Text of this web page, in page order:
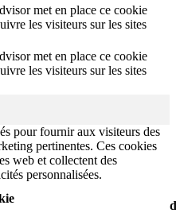
met en place ce cookie
les visiteurs sur les sites
met en place ce cookie
les visiteurs sur les sites
pour fournir aux visiteurs des
pertinentes. Ces cookies
web et collectent des
personnalisées.